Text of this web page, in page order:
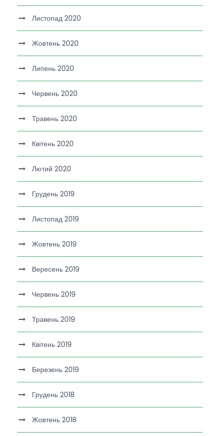
Листопад 2020
Жовтень 2020
Липень 2020
Червень 2020
Травень 2020
Квітень 2020
Лютий 2020
Грудень 2019
Листопад 2019
Жовтень 2019
Вересень 2019
Червень 2019
Травень 2019
Квітень 2019
Березень 2019
Грудень 2018
Жовтень 2018